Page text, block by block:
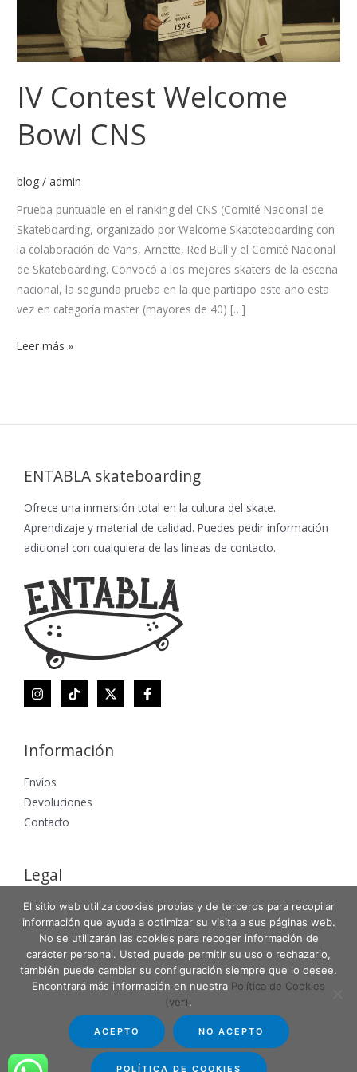
IV Contest Welcome
Bowl CNS
blog / admin
Prueba puntuable en el ranking del CNS (Comité Nacional de
Skateboarding, organizado por Welcome Skatoteboarding con
la colaboración de Vans, Arnette, Red Bull y el Comité Nacional
de Skateboarding. Convocó a los mejores skaters de la escena
nacional, la segunda prueba en la que participo este año esta
vez en categoría master (mayores de 40) […]
Leer más »
ENTABLA skateboarding
Ofrece una inmersión total en la cultura del skate.
Aprendizaje y material de calidad. Puedes pedir información
adicional con cualquiera de las lineas de contacto.
Información
Envíos
Devoluciones
Contacto
Legal
Aviso Legal
Política de Privacidad
Política de Cookies
Copyright © 2026 Entabla Clases de skate en Madrid
Powered by Entabla Clases de skate en Madrid
El sitio web utiliza cookies propias y de terceros para recopilar
información que ayuda a optimizar su visita a sus páginas web.
No se utilizarán las cookies para recoger información de
carácter personal. Usted puede permitir su uso o rechazarlo,
también puede cambiar su configuración siempre que lo desee.
Encontrará más información en nuestra Política de Cookies
(ver).
ACEPTO NO ACEPTO
POLÍTICA DE COOKIES